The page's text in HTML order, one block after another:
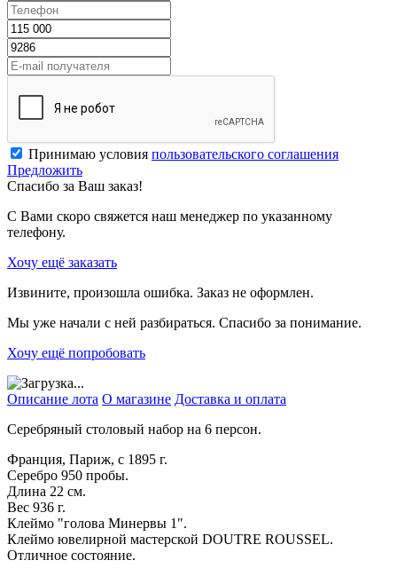
Принимаю условия пользовательского соглашения
Предложить
Спасибо за Ваш заказ!
С Вами скоро свяжется наш менеджер по указанному
телефону.
Хочу ещё заказать
Извините, произошла ошибка. Заказ не оформлен.
Мы уже начали с ней разбираться. Спасибо за понимание.
Хочу ещё попробовать
Описание лота О магазине Доставка и оплата
Серебряный столовый набор на 6 персон.
Франция, Париж, с 1895 г.
Серебро 950 пробы.
Длина 22 см.
Вес 936 г.
Клеймо "голова Минервы 1".
Клеймо ювелирной мастерской DOUTRE ROUSSEL.
Отличное состояние.